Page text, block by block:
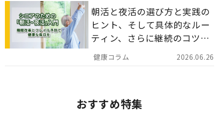
2026.06.26
朝活と夜活の選び方と実践の
ヒント、そして具体的なルー
ティン、さらに継続のコツま
でを詳しくご紹介します。
おすすめ特集